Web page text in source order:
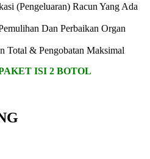
(Pengeluaran) Racun Yang Ada
Dan Perbaikan Organ
Total & Pengobatan Maksimal
ISI 2 BOTOL